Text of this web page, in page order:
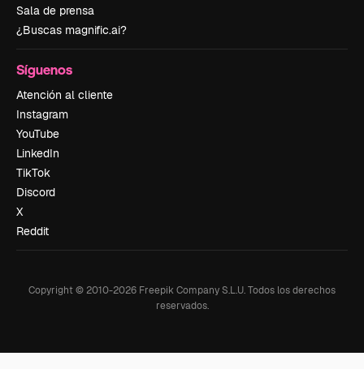
Sala de prensa
¿Buscas magnific.ai?
Síguenos
Atención al cliente
Instagram
YouTube
LinkedIn
TikTok
Discord
X
Reddit
Copyright © 2010-2026 Freepik Company S.L.U.Todos los derechos
reservados.